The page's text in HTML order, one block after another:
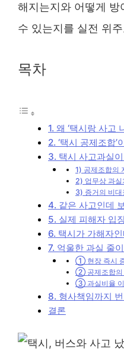
해지는지와 어떻게 방
수 있는지를 실전 위
목차
1. 왜 ‘택시랑 사고
2. ‘택시 공제조합
3. 택시 사고과실이
1) 공제조합의
2) 업무상 과실
3) 증거의 비대
4. 같은 사고인데
5. 실제 피해자 입
6. 택시가 가해자
7. 억울한 과실 줄
① 현장 즉시
② 공제조합의
③ 과실비율 이
8. 형사책임까지
결론